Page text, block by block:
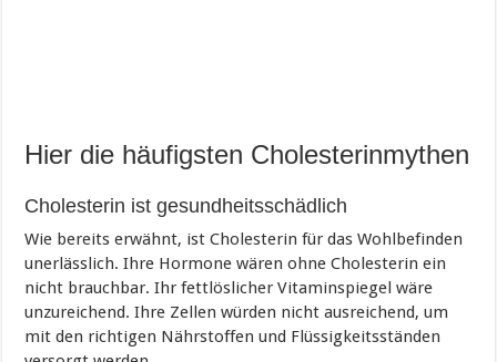
Hier die häufigsten Cholesterinmythen
Cholesterin ist gesundheitsschädlich
Wie bereits erwähnt, ist Cholesterin für das Wohlbefinden
unerlässlich. Ihre Hormone wären ohne Cholesterin ein
nicht brauchbar. Ihr fettlöslicher Vitaminspiegel wäre
unzureichend. Ihre Zellen würden nicht ausreichend, um
mit den richtigen Nährstoffen und Flüssigkeitsständen